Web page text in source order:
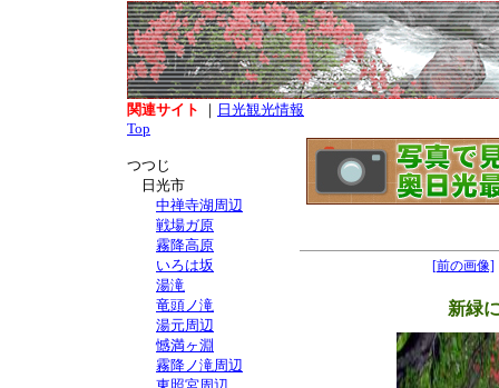
関連サイト ｜ 日光観光情報
Top
つつじ
日光市
中禅寺湖周辺
戦場ガ原
霧降高原
いろは坂
湯滝
竜頭ノ滝
湯元周辺
憾満ヶ淵
霧降ノ滝周辺
[前の画像]
新緑